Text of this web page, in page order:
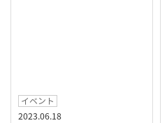
イベント
2023.06.18